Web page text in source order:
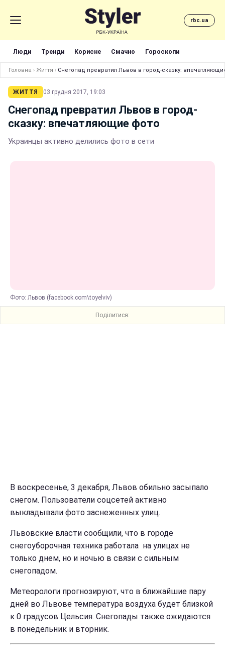
rbc.ua
Люди Тренди Корисне Смачно Гороскопи
Головна › Життя › Снегопад превратил Львов в город-сказку:
ЖИТТЯ 03 грудня 2017, 19:03
Снегопад превратил Львов в город-
сказку: впечатляющие фото
Украинцы активно делились фото в сети
Фото: Львов (facebook.com\toyelviv)
Поділитися:
В воскресенье, 3 декабря, Львов обильно засыпало
снегом. Пользователи соцсетей активно
выкладывали фото заснеженных улиц.
Львовские власти сообщили, что в городе
снегоуборочная техника работала на улицах не
только днем, но и ночью в связи с сильным
снегопадом.
Метеорологи прогнозируют, что в ближайшие пару
дней во Львове температура воздуха будет близкой
к 0 градусов Цельсия. Снегопады также ожидаются
в понедельник и вторник.